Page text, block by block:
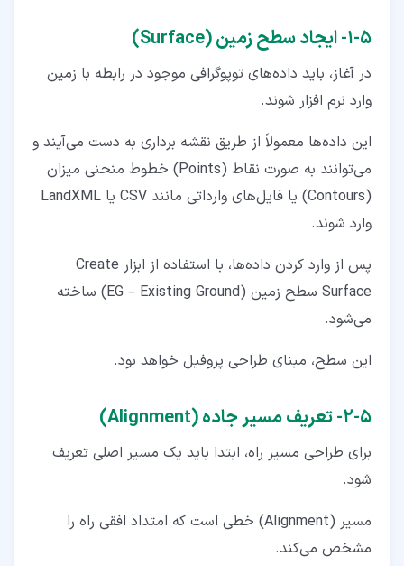
۵‏-‏۱‏- ایجاد سطح زمین (Surface)
در آغاز، باید داده‌های توپوگرافی موجود در رابطه با زمین
وارد نرم‌ افزار شوند.
این داده‌ها معمولاً از طریق نقشه ‌برداری به ‌دست می‌آیند و
می‌توانند به ‌صورت نقاط (Points) خطوط منحنی میزان
(Contours) یا فایل‌های وارداتی مانند CSV یا LandXML
وارد شوند.
پس از وارد کردن داده‌ها، با استفاده از ابزار Create
Surface سطح زمین (EG – Existing Ground) ساخته
می‌شود.
این سطح، مبنای طراحی پروفیل خواهد بود.
۵‏-‏۲‏- تعریف مسیر جاده (Alignment)
برای طراحی مسیر راه، ابتدا باید یک مسیر اصلی تعریف
شود.
مسیر (Alignment) خطی است که امتداد افقی راه را
مشخص می‌کند.